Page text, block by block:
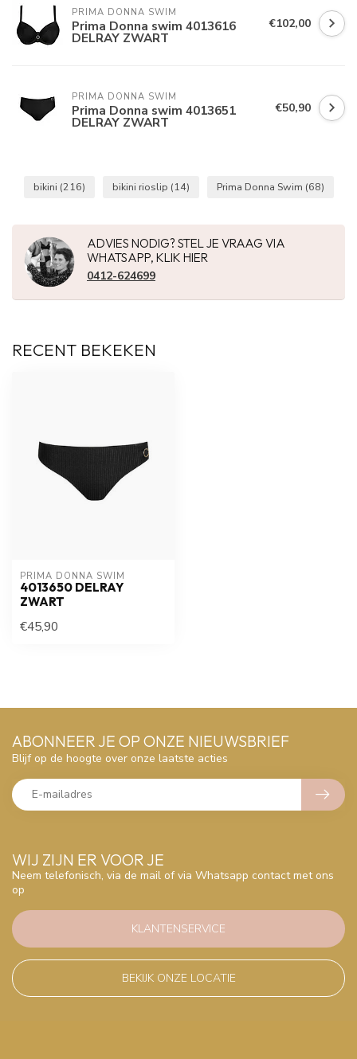
PRIMA DONNA SWIM
Prima Donna swim 4013616
DELRAY ZWART
€102,00
PRIMA DONNA SWIM
Prima Donna swim 4013651
DELRAY ZWART
€50,90
bikini (216) bikini rioslip (14) Prima Donna Swim (68)
ADVIES NODIG? STEL JE VRAAG VIA
WHATSAPP, KLIK HIER
0412-624699
RECENT BEKEKEN
PRIMA DONNA SWIM
4013650 DELRAY
ZWART
€45,90
WIJ ZIJN ER VOOR JE
Neem telefonisch, via de mail of via Whatsapp contact met ons
op
KLANTENSERVICE
BEKIJK ONZE LOCATIE
ABONNEER JE OP ONZE NIEUWSBRIEF
Blijf op de hoogte over onze laatste acties